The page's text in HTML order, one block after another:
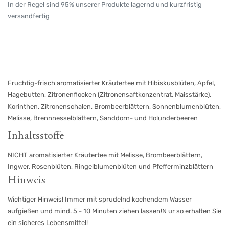
In der Regel sind 95% unserer Produkte lagernd und kurzfristig
versandfertig
Fruchtig-frisch aromatisierter Kräutertee mit Hibiskusblüten, Apfel,
Hagebutten, Zitronenflocken (Zitronensaftkonzentrat, Maisstärke),
Korinthen, Zitronenschalen, Brombeerblättern, Sonnenblumenblüten,
Melisse, Brennnesselblättern, Sanddorn- und Holunderbeeren
Inhaltsstoffe
NICHT aromatisierter Kräutertee mit Melisse, Brombeerblättern,
Ingwer, Rosenblüten, Ringelblumenblüten und Pfefferminzblättern
Hinweis
Wichtiger Hinweis! Immer mit sprudelnd kochendem Wasser
aufgießen und mind. 5 - 10 Minuten ziehen lassen!N ur so erhalten Sie
ein sicheres Lebensmittel!